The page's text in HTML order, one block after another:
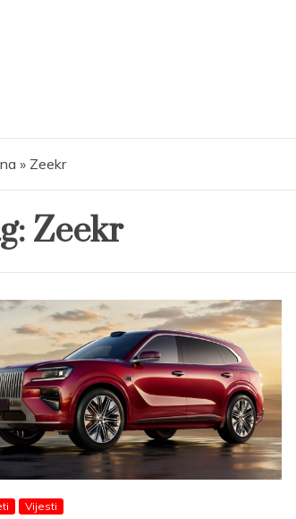
» Zeekr
Zeekr
Vijesti